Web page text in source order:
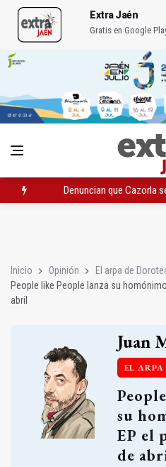
Extra Jaén
Gratis en Google
Denuncian que Cazorla
Inicio Opinión
El arpa de
People like People lanza su
abril
Juan
EL
su
EP el
de